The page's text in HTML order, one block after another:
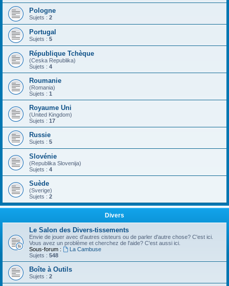
Pologne
Sujets : 2
Portugal
Sujets : 5
République Tchèque
(Ceska Republika)
Sujets : 4
Roumanie
(Romania)
Sujets : 1
Royaume Uni
(United Kingdom)
Sujets : 17
Russie
Sujets : 5
Slovénie
(Republika Slovenija)
Sujets : 4
Suède
(Sverige)
Sujets : 2
Divers
Le Salon des Divers-tissements
Envie de jouer avec d'autres cisteurs ou de parler d'autre chose? C'est ici.
Vous avez un problème et cherchez de l'aide? C'est aussi ici.
Sous-forum :
La Cambuse
Sujets : 548
Boîte à Outils
Sujets : 2